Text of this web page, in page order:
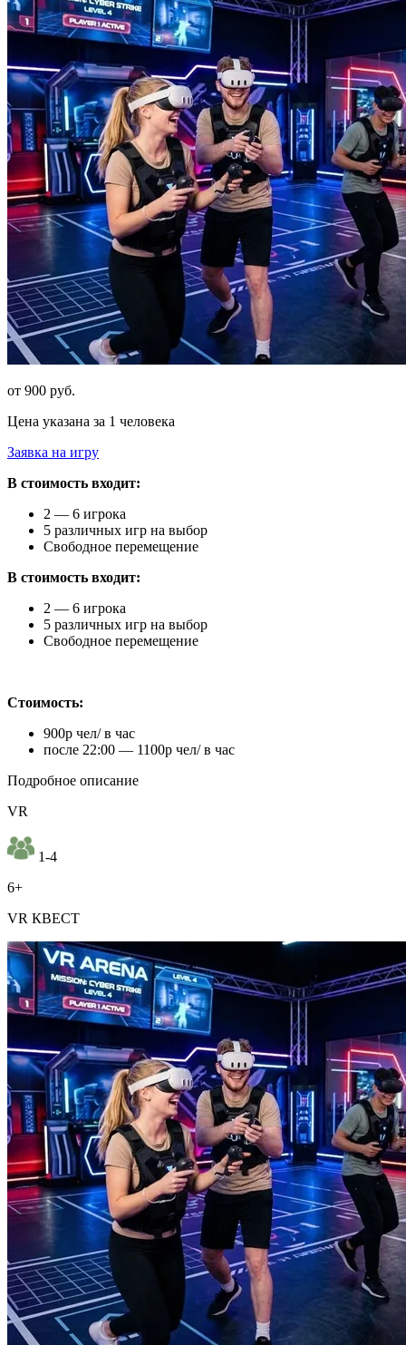
от 900 руб.
Цена указана за 1 человека
Заявка на игру
В стоимость входит:
2 — 6 игрока
5 различных игр на выбор
Свободное перемещение
В стоимость входит:
2 — 6 игрока
5 различных игр на выбор
Свободное перемещение
Стоимость:
900р чел/ в час
после 22:00 — 1100р чел/ в час
Подробное описание
VR
1-4
6+
VR КВЕСТ